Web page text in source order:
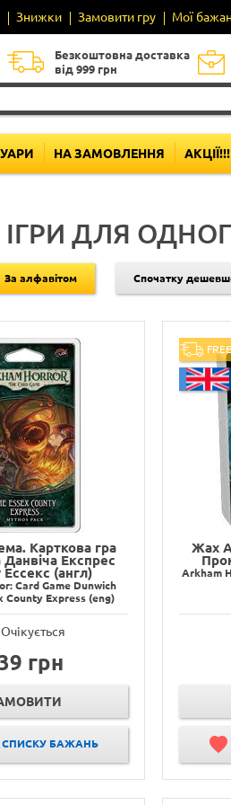
Знижки Замовити гру Мої
Безкоштовна доставка
від 999 грн
НА ЗАМОВЛЕННЯ АКЦІЇ!!!
ІГРИ ДЛЯ
За алфавітом Спочатку
Карткова гра
Експрес
Ессекс (англ)
Card Game Dunwich
County Express (eng)
Очікується
грн
БАЖАНЬ
FREE
Жах
Arkham